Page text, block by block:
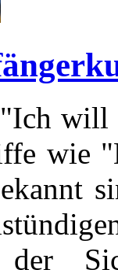
will
wie
der